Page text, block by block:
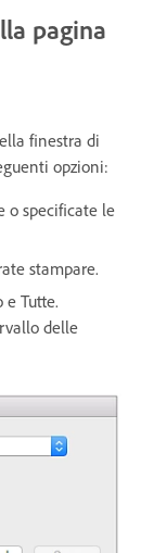
pagina
finestra di
opzioni:
o specificate le
stampare.
Tutte.
delle